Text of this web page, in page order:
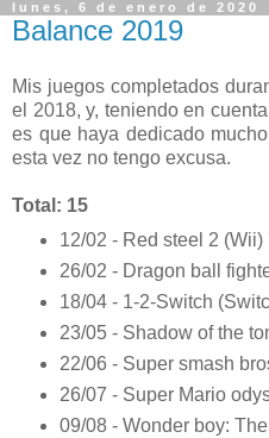
lunes, 6 de enero de 2020
Balance 2019
Mis juegos completados
el 2018, y, teniendo en
es que haya dedicado
esta vez no tengo excusa.
Total: 15
12/02 - Red steel 2 (Wii)
26/02 - Dragon ball
18/04 - 1-2-Switch
23/05 - Shadow of the
22/06 - Super smash
26/07 - Super Mario
09/08 - Wonder boy: